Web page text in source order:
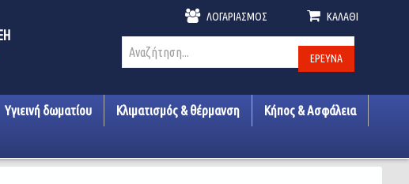
ΛΟΓΑΡΙΑΣΜΌΣ ΚΑΛΆΘΙ
ΈΡΕΥΝΑ
Υγιεινή δωματίου Κλιματισμός & θέρμανση Κήπος & Ασφάλεια